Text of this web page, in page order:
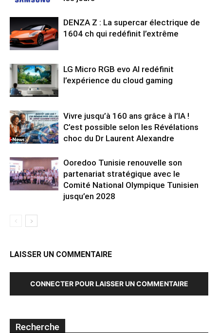
DENZA Z : La supercar électrique de
1604 ch qui redéfinit l’extrême
LG Micro RGB evo AI redéfinit
l’expérience du cloud gaming
Vivre jusqu’à 160 ans grâce à l’IA !
C’est possible selon les Révélations
choc du Dr Laurent Alexandre
Ooredoo Tunisie renouvelle son
partenariat stratégique avec le
Comité National Olympique Tunisien
jusqu’en 2028
LAISSER UN COMMENTAIRE
CONNECTER POUR LAISSER UN COMMENTAIRE
Recherche